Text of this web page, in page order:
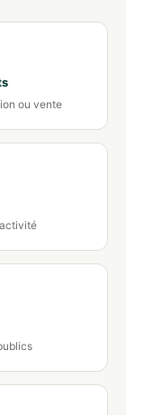
ou vente